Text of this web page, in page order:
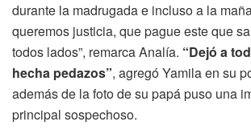
durante la madrugada e incluso a la
queremos justicia, que pague este que
todos lados”, remarca Analía. ​ “Dejó a
hecha pedazos”, agregó Yamila en su
además de la foto de su papá puso una
principal sospechoso.